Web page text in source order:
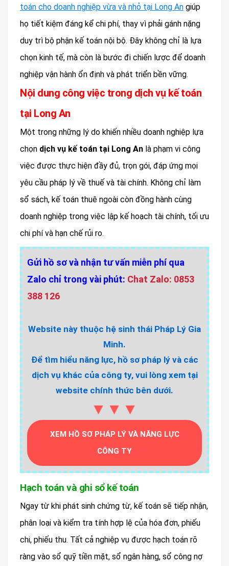
toán cho doanh nghiệp vừa và nhỏ tại Long An giúp
họ tiết kiệm đáng kể chi phí, thay vì phải gánh nặng
duy trì bộ phận kế toán nội bộ. Đây không chỉ là lựa
chọn kinh tế, mà còn là bước đi chiến lược để doanh
nghiệp vận hành ổn định và phát triển bền vững.
Nội dung công việc trong dịch vụ kế toán
tại Long An
Một trong những lý do khiến nhiều doanh nghiệp lựa
chọn dịch vụ kế toán tại Long An là phạm vi công
việc được thực hiện đầy đủ, trọn gói, đáp ứng mọi
yêu cầu pháp lý về thuế và tài chính. Không chỉ làm
sổ sách, kế toán thuê ngoài còn đồng hành cùng
doanh nghiệp trong việc lập kế hoạch tài chính, tối ưu
chi phí và hạn chế rủi ro.
Gửi hồ sơ và nhận tư vấn miễn phí qua
Zalo chỉ trong vài phút: Chat Zalo: 0853
388 126
Website này thuộc hệ sinh thái Pháp Lý Gia
Minh.
Để tìm hiểu năng lực, hồ sơ pháp lý và các
dịch vụ khác của công ty, vui lòng xem tại
website chính thức bên dưới.
▼▼▼
XEM HỒ SƠ PHÁP LÝ VÀ NĂNG LỰC
CÔNG TY
Hạch toán và ghi sổ kế toán
Ngay từ khi phát sinh chứng từ, kế toán sẽ tiếp nhận,
phân loại và kiểm tra tính hợp lệ của hóa đơn, phiếu
chi, phiếu thu. Tất cả nghiệp vụ được hạch toán rõ
ràng vào sổ quỹ tiền mặt, sổ ngân hàng, sổ công nợ